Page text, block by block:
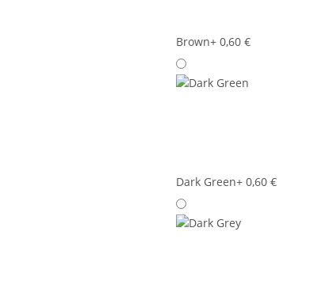
Brown+ 0,60 €
Dark Green+ 0,60 €